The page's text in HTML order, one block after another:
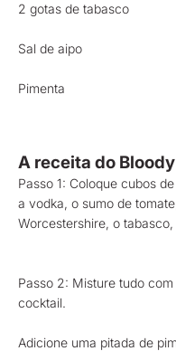
2 gotas de tabasco
Sal de aipo
Pimenta
A receita do
Passo 1: Coloque cubos
a vodka, o sumo de
Worcestershire, o
Passo 2: Misture tudo
cocktail.
Adicione uma pitada de